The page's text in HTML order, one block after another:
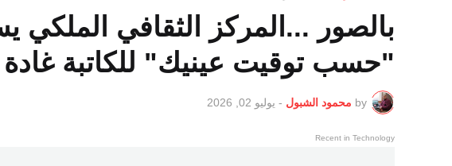
بالصور ...المركز الثقافي الملكي
"حسب توقيت عينيك" للكاتبة
by محمود الشبول - يوليو 02, 2026
Recent in Technology